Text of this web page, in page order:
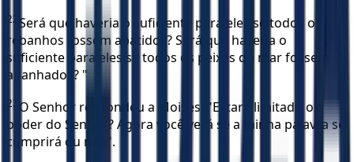
22 Será que haveria o suficiente para eles se todos os
rebanhos fossem abatidos? Será que haveria o
suficiente para eles se todos os peixes do mar fossem
apanhados? "
23 O Senhor respondeu a Moisés: "Estará limitado o
poder do Senhor? Agora você verá se a minha palavra se
cumprirá ou não".